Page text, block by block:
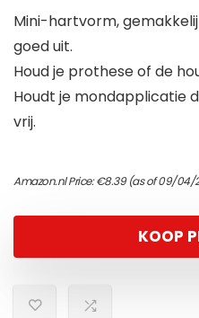
Mini-hartvorm,
goed uit.
Houd je prothese of de
Houdt je mondapplicatie
vrij.
Amazon.nl Price:€8.39(as of 09/04/
KOOP